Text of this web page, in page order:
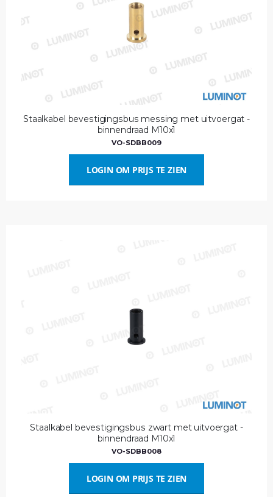
Staalkabel bevestigingsbus messing met uitvoergat -
binnendraad M10x1
VO-SDBB009
LOGIN OM PRIJS TE ZIEN
Staalkabel bevestigingsbus zwart met uitvoergat -
binnendraad M10x1
VO-SDBB008
LOGIN OM PRIJS TE ZIEN